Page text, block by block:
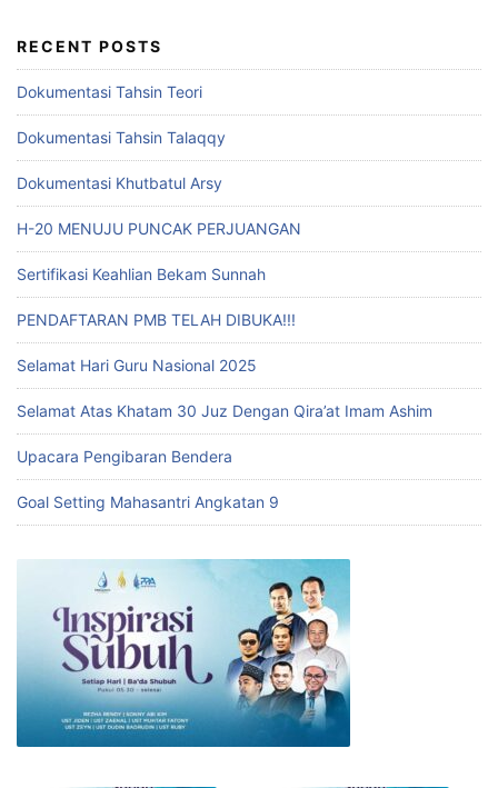
RECENT POSTS
Dokumentasi Tahsin Teori
Dokumentasi Tahsin Talaqqy
Dokumentasi Khutbatul Arsy
H-20 MENUJU PUNCAK PERJUANGAN
Sertifikasi Keahlian Bekam Sunnah
PENDAFTARAN PMB TELAH DIBUKA!!!
Selamat Hari Guru Nasional 2025
Selamat Atas Khatam 30 Juz Dengan Qira’at Imam Ashim
Upacara Pengibaran Bendera
Goal Setting Mahasantri Angkatan 9